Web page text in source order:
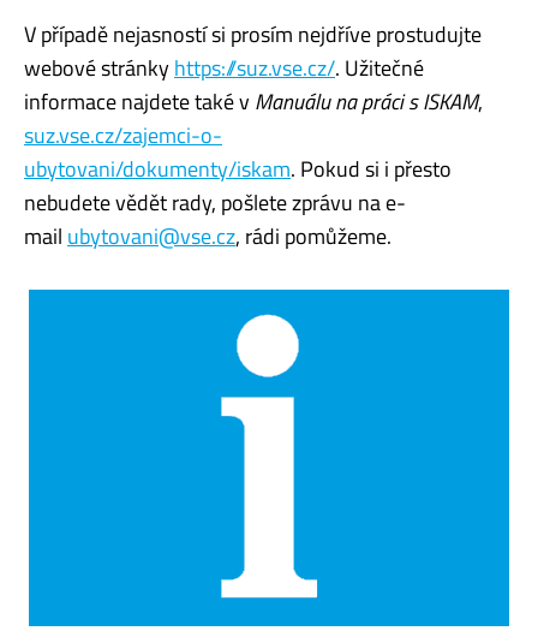
V případě nejasností si prosím nejdříve prostudujte
webové stránkyhttps://suz.vse.cz/. Užitečné
informace najdete také v Manuálu na práci s ISKAM,
suz.vse.cz/zajemci-o-
ubytovani/dokumenty/iskam. Pokud si i přesto
nebudete vědět rady, pošlete zprávu na e-
mail ubytovani@vse.cz, rádi pomůžeme.